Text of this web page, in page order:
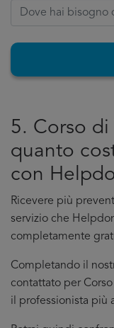
5. Corso di
quanto
con
Ricevere più
servizio che
completamente
Completando il
contattato per
il professionista più